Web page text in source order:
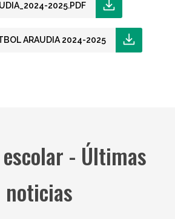
2025.PDF
ARAUDIA 2024-2025
- Últimas
noticias